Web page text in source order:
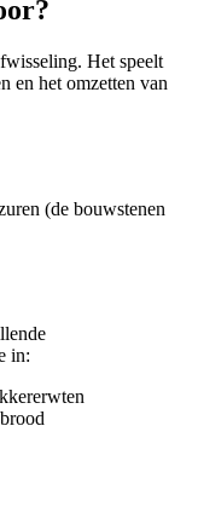
Het speelt
en het omzetten van
(de bouwstenen
in: